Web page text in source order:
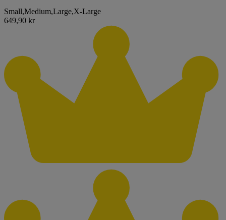
Small,Medium,Large,X-Large
649,90 kr